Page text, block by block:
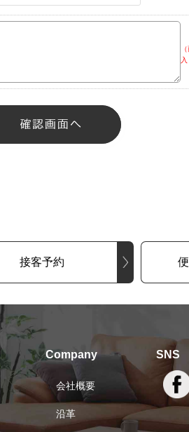
接客予約
Company
会社概要
沿革
SNS